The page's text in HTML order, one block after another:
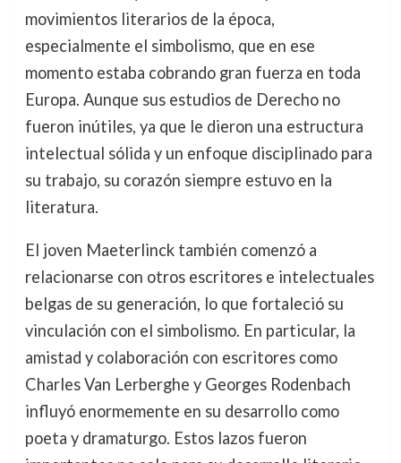
movimientos literarios de la época,
especialmente el simbolismo, que en ese
momento estaba cobrando gran fuerza en toda
Europa. Aunque sus estudios de Derecho no
fueron inútiles, ya que le dieron una estructura
intelectual sólida y un enfoque disciplinado para
su trabajo, su corazón siempre estuvo en la
literatura.
El joven Maeterlinck también comenzó a
relacionarse con otros escritores e intelectuales
belgas de su generación, lo que fortaleció su
vinculación con el simbolismo. En particular, la
amistad y colaboración con escritores como
Charles Van Lerberghe y Georges Rodenbach
influyó enormemente en su desarrollo como
poeta y dramaturgo. Estos lazos fueron